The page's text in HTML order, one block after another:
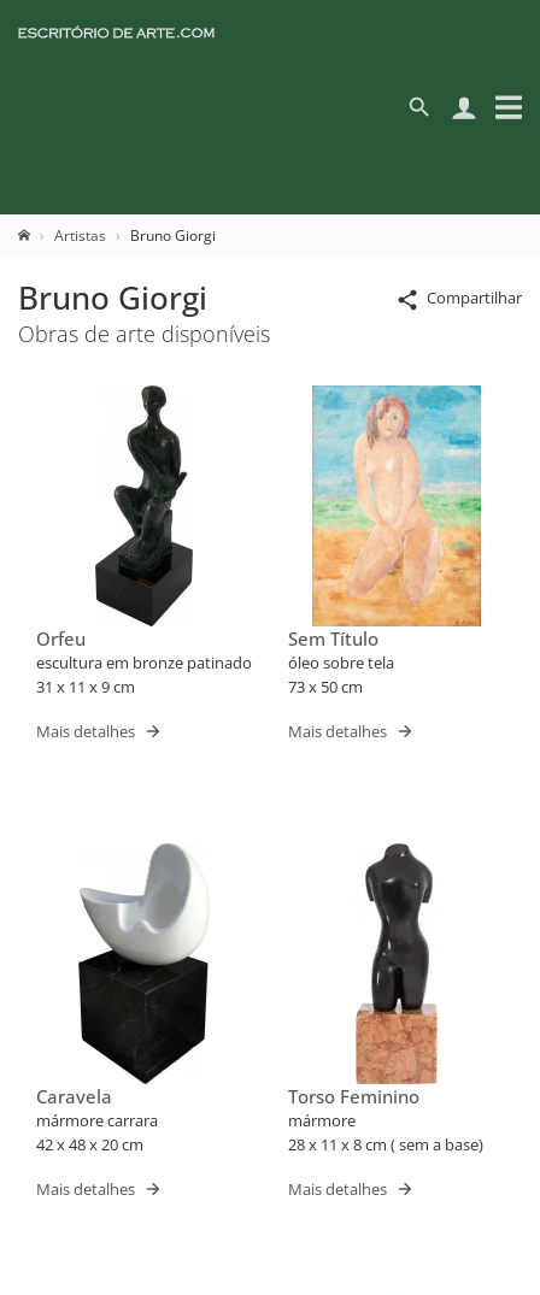
Artistas Bruno Giorgi
Compartilhar
Bruno Giorgi
Obras de arte disponíveis
Orfeu
escultura em bronze patinado
31 x 11 x 9 cm
Mais detalhes
Sem Título
óleo sobre tela
73 x 50 cm
Mais detalhes
Caravela
mármore carrara
42 x 48 x 20 cm
Mais detalhes
Torso Feminino
mármore
28 x 11 x 8 cm ( sem a base)
Mais detalhes